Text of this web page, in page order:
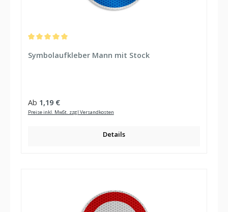
Symbolaufkleber Mann mit Stock
Regulärer Preis:
Ab 1,19 €
Preise inkl. MwSt. zzgl Versandkosten
Details